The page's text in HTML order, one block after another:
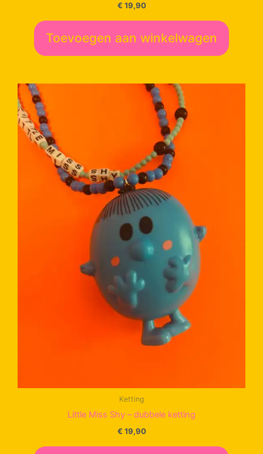
€ 19,90
Toevoegen aan winkelwagen
Ketting
Little Miss Shy – dubbele ketting
€ 19,90